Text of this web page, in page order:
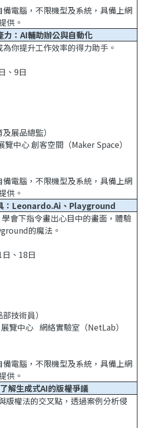
電腦，不限機型及系統，具備上網
供。
力：AI輔助辦公與自動化
你提升工作效率的得力助手。
、9日
展品總監）
中心 創客空間（Maker Space）
電腦，不限機型及系統，具備上網
供。
：Leonardo.Ai、Playground
會下指令畫出心目中的畫面，體驗
的魔法。
、18日
技術員）
覽中心 網絡實驗室（NetLab）
電腦，不限機型及系統，具備上網
供。
解生成式AI的版權爭議
版權法的交叉點，透過案例分析侵